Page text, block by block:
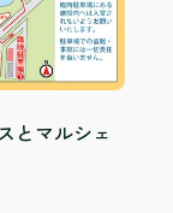
とマルシェ